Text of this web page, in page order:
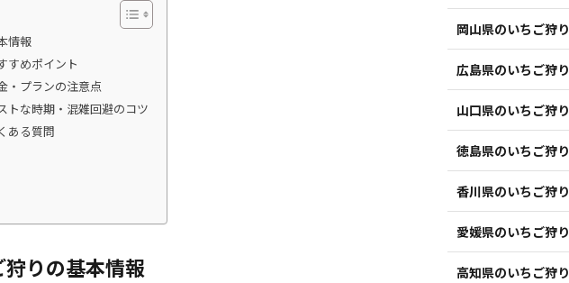
情報
すめポイント
・プランの注意点
トな時期・混雑回避のコツ
ある質問
りの基本情報
岡山県のいちご狩り
広島県のいちご狩り
山口県のいちご狩り
徳島県のいちご狩り
香川県のいちご狩り
愛媛県のいちご狩り
高知県のいちご狩り